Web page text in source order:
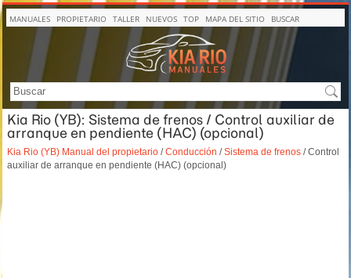
MANUALES PROPIETARIO TALLER NUEVOS TOP MAPA DEL SITIO BUSCAR
Kia Rio (YB): Sistema de frenos / Control auxiliar de
arranque en pendiente (HAC) (opcional)
Kia Rio (YB) Manual del propietario /Conducción /Sistema de frenos / Control
auxiliar de arranque en pendiente (HAC) (opcional)